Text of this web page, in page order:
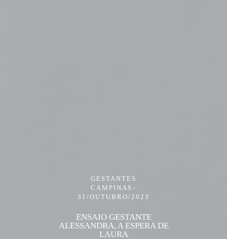
GESTANTES
CAMPINAS
31/OUTUBRO/2023
ENSAIO GESTANTE
ALESSANDRA, A ESPERA DE
LAURA